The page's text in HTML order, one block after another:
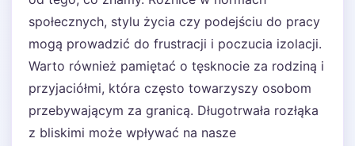
społecznych, stylu życia czy podejściu do pracy
mogą prowadzić do frustracji i poczucia izolacji.
Warto również pamiętać o tęsknocie za rodziną i
przyjaciółmi, która często towarzyszy osobom
przebywającym za granicą. Długotrwała rozłąka
z bliskimi może wpływać na nasze